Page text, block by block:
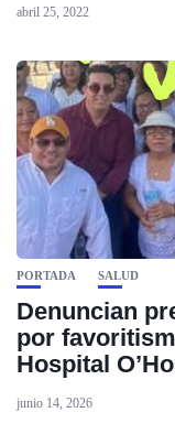
abril 25, 2022
PORTADA SALUD
Denuncian
por
Hospital
junio 14, 2026